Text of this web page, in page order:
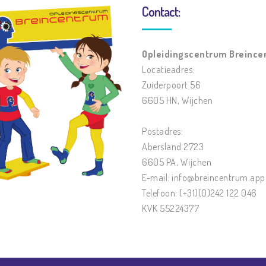
Contact:
Opleidingscentrum
Locatieadres:
Zuiderpoort 56
6605 HN, Wijchen
Postadres:
Abersland 2723
6605 PA, Wijchen
E-mail: info@breincentrum.app
Telefoon: (+31)(0)242 122 046
KVK 55224377